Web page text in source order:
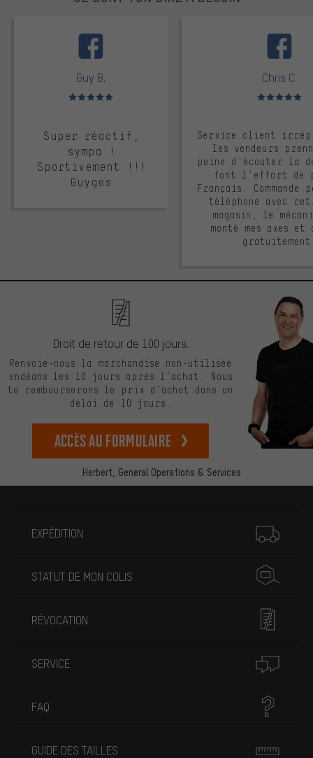
Guy B.
Note moyenne : 5 sur 5
Super réactif,
sympa !
Sportivement !!!
Guyges
Chris C.
Note moyenne :
Service client
les vendeurs
peine d'écouter la
font l'effort de
Français. Commande
téléphone avec
magasin, le
monté mes axes et
Herbert, General Operations & Services
Droit de retour de 100 jours.
Renvoie-nous la marchandise non-utilisée
endéans les 10 jours après l’achat. Nous
te rembourserons le prix d’achat dans un
délai de 10 jours.
Accès au formulaire
EXPÉDITION
STATUT DE MON COLIS
RÉVOCATION
SERVICE
FAQ
GUIDE DES TAILLES